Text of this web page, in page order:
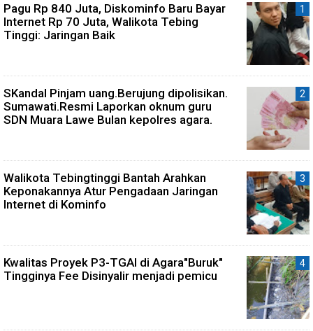
Pagu Rp 840 Juta, Diskominfo Baru Bayar
Internet Rp 70 Juta, Walikota Tebing
Tinggi: Jaringan Baik
SKandal Pinjam uang.Berujung dipolisikan.
Sumawati.Resmi Laporkan oknum guru
SDN Muara Lawe Bulan kepolres agara.
Walikota Tebingtinggi Bantah Arahkan
Keponakannya Atur Pengadaan Jaringan
Internet di Kominfo
Kwalitas Proyek P3-TGAI di Agara"Buruk"
Tingginya Fee Disinyalir menjadi pemicu